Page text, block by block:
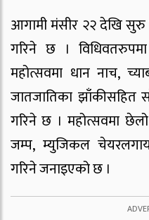
आगामी मंसीर २२ देखि
गरिने छ ।
महोत्सवमा धान नाच,
जातजातिका झाँकीसहित
गरिने छ । महोत्सवमा छेलो
जम्प, म्युजिकल
गरिने जनाइएको छ ।